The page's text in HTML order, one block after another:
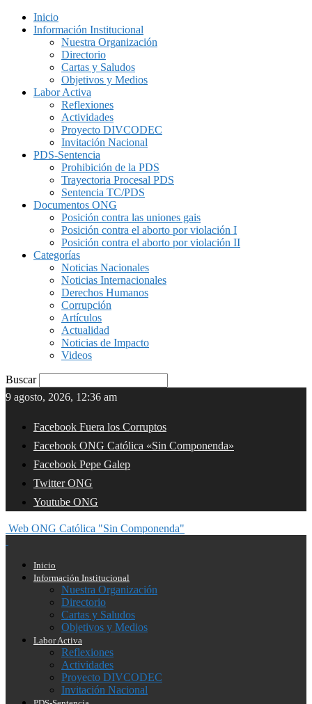
Inicio
Información Institucional
Nuestra Organización
Directorio
Cartas y Saludos
Objetivos y Medios
Labor Activa
Reflexiones
Actividades
Proyecto DIVCODEC
Invitación Nacional
PDS-Sentencia
Prohibición de la PDS
Trayectoria Procesal PDS
Sentencia TC/PDS
Documentos ONG
Posición contra las uniones gais
Posición contra el aborto por violación I
Posición contra el aborto por violación II
Categorías
Noticias Nacionales
Noticias Internacionales
Derechos Humanos
Corrupción
Artículos
Actualidad
Noticias de Impacto
Videos
Buscar
9 agosto, 2026, 12:36 am
Facebook Fuera los Corruptos
Facebook ONG Católica «Sin Componenda»
Facebook Pepe Galep
Twitter ONG
Youtube ONG
Web ONG Católica "Sin Componenda"
Inicio
Información Institucional
Nuestra Organización
Directorio
Cartas y Saludos
Objetivos y Medios
Labor Activa
Reflexiones
Actividades
Proyecto DIVCODEC
Invitación Nacional